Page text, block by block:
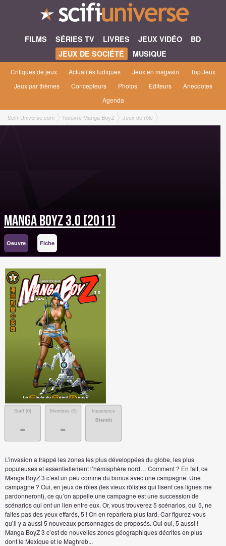
FILMS SÉRIES TV LIVRES JEUX VIDÉO
BD
JEUX DE SOCIÉTÉ
MUSIQUE
Critiques de jeux Actualités ludiques Jeux en magasin
Top Jeux
Jeux par thèmes
Concepteurs Photos Editeurs
Anecdotes
Agenda
Scifi-Universe.com l'oeuvre Manga BoyZ
Jeux de rôle
Manga Boyz 3.0 [2011]
Manga Boyz 3.0 [2011]
Oeuvre Fiche
Staff (0)
-
Membres (0)
-
Impatience
Bientôt
L’invasion a frappé les zones les plus développées du globe, les plus
populeuses et essentiellement l’hémisphère nord… Comment ? En fait, ce
Manga BoyZ 3 c’est un peu comme du bonus avec une campagne. Une
campagne ? Oui, en jeux de rôles (les vieux rôlistes qui lisent ces lignes me
pardonneront), ce qu’on appelle une campagne est une succession de
scénarios qui ont un lien entre eux. Or, vous trouverez 5 scénarios, oui 5, ne
faites pas des yeux effarés, 5 ! On en reparlera plus tard. Car figurez-vous
qu’il y a aussi 5 nouveaux personnages de proposés. Oui oui, 5 aussi !
Manga BoyZ 3 c’est de nouvelles zones géographiques décrites en plus
dont le Mexique et le Maghreb...